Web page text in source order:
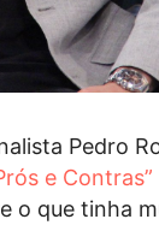
Pedro
e Contras”
o que tinha